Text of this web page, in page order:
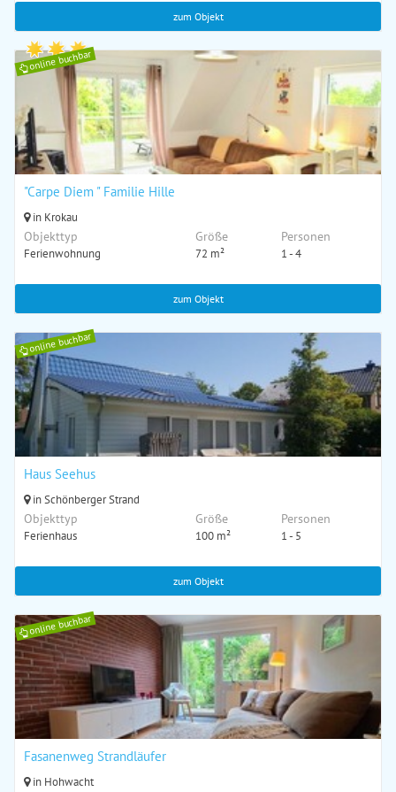
zum Objekt
online buchbar
"Carpe Diem " Familie Hille
in Krokau
Objekttyp
Ferienwohnung
Größe
72 m²
Personen
1 - 4
zum Objekt
online buchbar
Haus Seehus
in Schönberger Strand
Objekttyp
Ferienhaus
Größe
100 m²
Personen
1 - 5
zum Objekt
online buchbar
Fasanenweg Strandläufer
in Hohwacht